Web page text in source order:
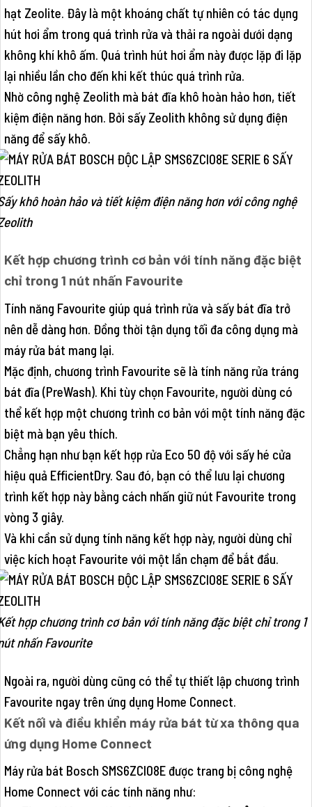
hạt Zeolite. Đây là một khoáng chất tự nhiên có tác dụng
hút hơi ẩm trong quá trình rửa và thải ra ngoài dưới dạng
không khí khô ấm. Quá trình hút hơi ẩm này được lặp đi lặp
lại nhiều lần cho đến khi kết thúc quá trình rửa.
Nhờ công nghệ Zeolith mà bát đĩa khô hoàn hảo hơn, tiết
kiệm điện năng hơn. Bởi sấy Zeolith không sử dụng điện
năng để sấy khô.
khô hoàn hảo và tiết kiệm điện năng hơn với công nghệ
Kết hợp chương trình cơ bản với tính năng đặc biệt
chỉ trong 1 nút nhấn Favourite
Tính năng Favourite giúp quá trình rửa và sấy bát đĩa trở
nên dễ dàng hơn. Đồng thời tận dụng tối đa công dụng mà
máy rửa bát mang lại.
Mặc định, chương trình Favourite sẽ là tính năng rửa tráng
bát đĩa (PreWash). Khi tùy chọn Favourite, người dùng có
thể kết hợp một chương trình cơ bản với một tính năng đặc
biệt mà bạn yêu thích.
Chẳng hạn như bạn kết hợp rửa Eco 50 độ với sấy hé cửa
hiệu quả EfficientDry. Sau đó, bạn có thể lưu lại chương
trình kết hợp này bằng cách nhấn giữ nút Favourite trong
vòng 3 giây.
Và khi cần sử dụng tính năng kết hợp này, người dùng chỉ
việc kích hoạt Favourite với một lần chạm để bắt đầu.
hợp chương trình cơ bản với tính năng đặc biệt chỉ trong 1
nhấn Favourite
Ngoài ra, người dùng cũng có thể tự thiết lập chương trình
Favourite ngay trên ứng dụng Home Connect.
Kết nối và điều khiển máy rửa bát từ xa thông qua
ứng dụng Home Connect
Máy rửa bát Bosch SMS6ZCI08E được trang bị công nghệ
Home Connect với các tính năng như: